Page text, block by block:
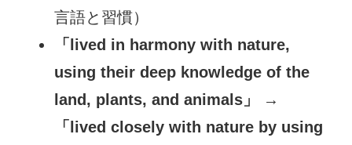
言語と習慣）
「lived in harmony with nature,
using their deep knowledge of the
land, plants, and animals」
→
「lived closely with nature by using